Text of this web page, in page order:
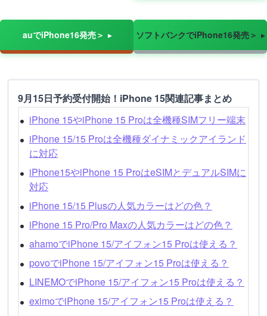
auでiPhone16発売＞ ソフトバンクでiPhone16発売＞
9月15日予約受付開始！iPhone 15関連記事まとめ
iPhone 15やiPhone 15 Proは全機種SIMフリー端末
iPhone 15/15 Proは全機種ダイナミックアイランド
に対応
iPhone15やiPhone 15 ProはeSIMとデュアルSIMに
対応
iPhone 15/15 Plusの人気カラーはどの色？
iPhone 15 Pro/Pro Maxの人気カラーはどの色？
ahamoでiPhone 15/アイフォン15 Proは使える？
povoでiPhone 15/アイフォン15 Proは使える？
LINEMOでiPhone 15/アイフォン15 Proは使える？
eximoでiPhone 15/アイフォン15 Proは使える？